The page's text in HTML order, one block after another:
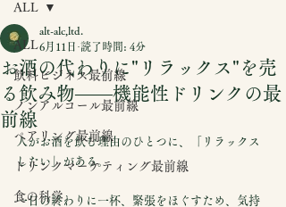
ALL
飲料ビジネス最前線
ノンアルコール最前線
ペアリング最前線
ドリンクマーケティング最前線
食の科学
ALL
お酒の代わりに"リラックス"を売
る飲み物——機能性ドリンクの最
前線
alt-alc,ltd.
6月11日 読了時間: 4分
人がお酒を飲む理由のひとつに、「リラックス
したい」がある。
一日の終わりに一杯、緊張をほぐすため、気持